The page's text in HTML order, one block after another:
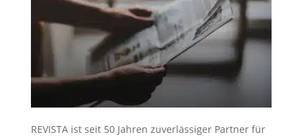
REVISTA ist seit 50 Jahren zuverlässiger Partner für